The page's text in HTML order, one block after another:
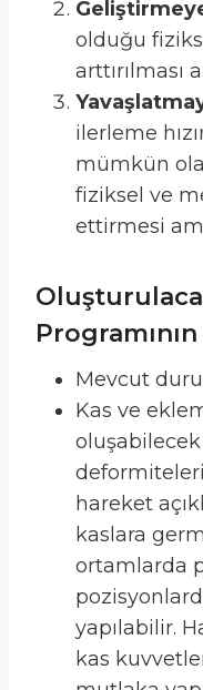
olduğu
arttırılması
ilerleme
mümkün
fiziksel ve
ettirmesi
Mevcut
Kas ve
hareket
kaslara
ortamlarda
yapılabilir.
kas